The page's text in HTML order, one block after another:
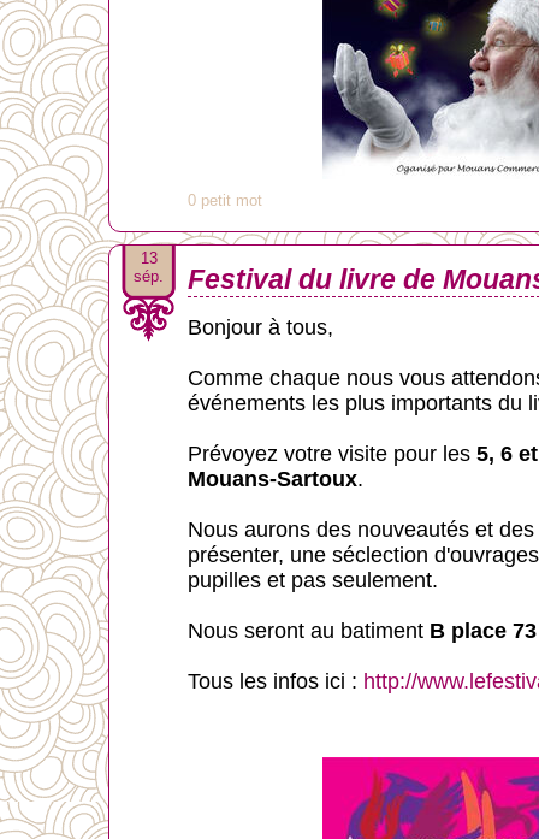
0 petit mot
13
sép.
Festival du livre de
Bonjour à tous,
Comme chaque nous vous
événements les plus importants du
Prévoyez votre visite pour les 5, 6
Mouans-Sartoux.
Nous aurons des nouveautés et
présenter, une séclection
pupilles et pas seulement.
Nous seront au batiment B place 73
Tous les infos ici : http://